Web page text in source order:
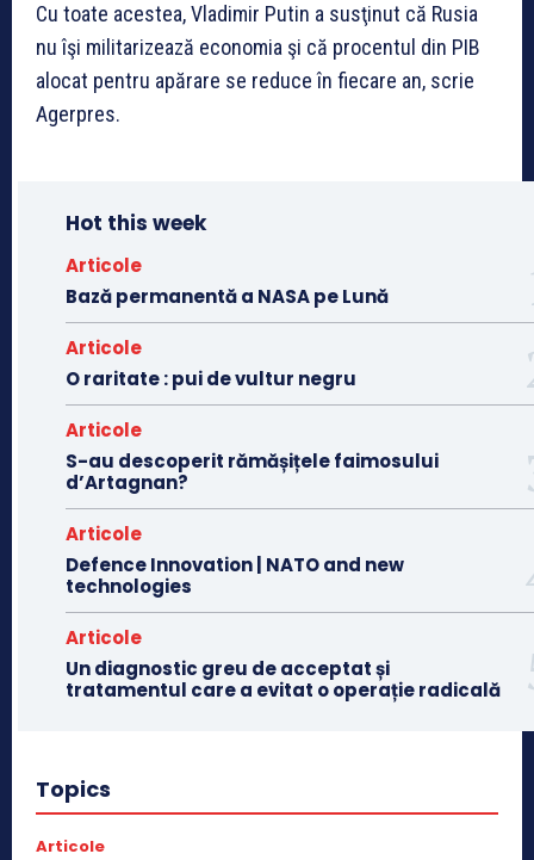
Cu toate acestea, Vladimir Putin a susţinut că Rusia
nu îşi militarizează economia şi că procentul din PIB
alocat pentru apărare se reduce în fiecare an, scrie
Agerpres.
Hot this week
Articole
Bază permanentă a NASA pe Lună
Articole
O raritate : pui de vultur negru
Articole
S-au descoperit rămășițele faimosului
d’Artagnan?
Articole
Defence Innovation | NATO and new
technologies
Articole
Un diagnostic greu de acceptat și
tratamentul care a evitat o operație radicală
Topics
Articole